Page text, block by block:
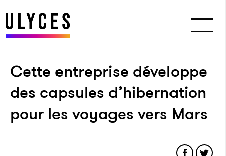
Cette entreprise développe
des capsules d’hibernation
pour les voyages vers Mars